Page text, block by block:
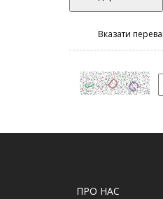
ПРО НАС